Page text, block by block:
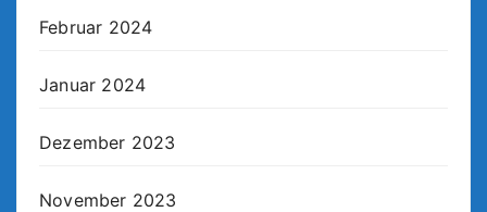
Februar 2024
Januar 2024
Dezember 2023
November 2023